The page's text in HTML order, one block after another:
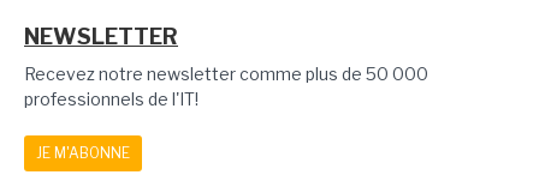
NEWSLETTER
Recevez notre newsletter comme plus de 50 000
professionnels de l'IT!
JE M'ABONNE